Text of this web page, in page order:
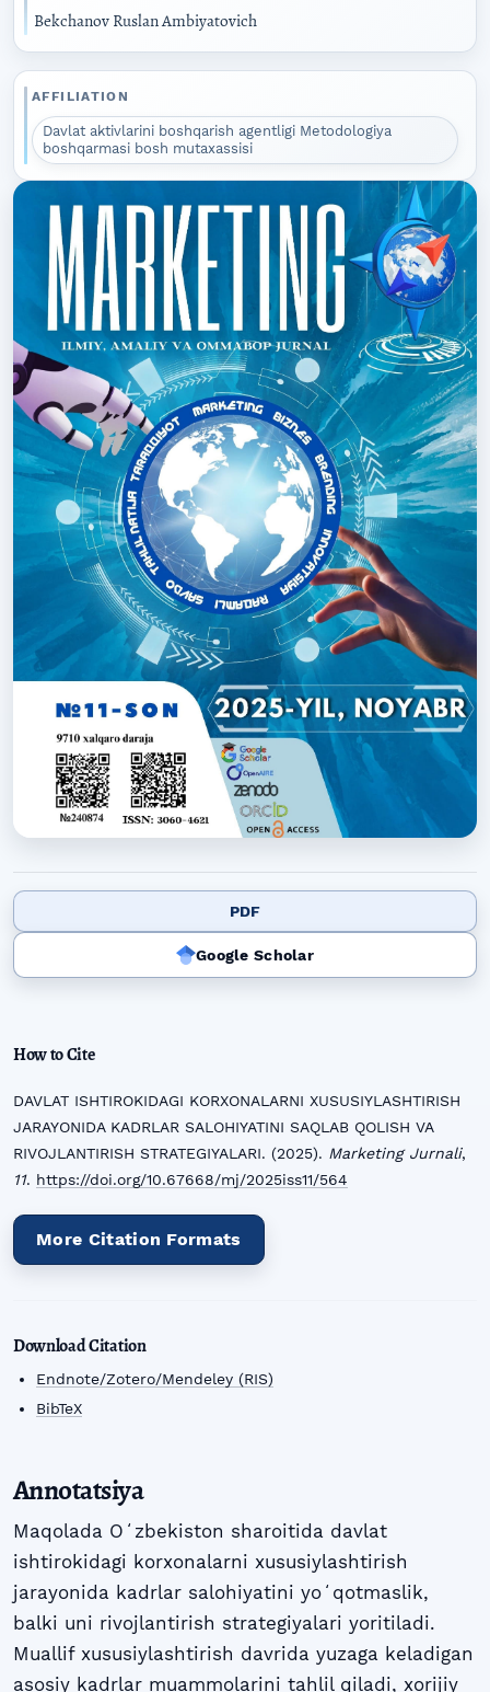
Bekchanov Ruslan Ambiyatovich
AFFILIATION
Davlat aktivlarini boshqarish agentligi Metodologiya
boshqarmasi bosh mutaxassisi
PDF
Google Scholar
How to Cite
DAVLAT ISHTIROKIDAGI KORXONALARNI XUSUSIYLASHTIRISH
JARAYONIDA KADRLAR SALOHIYATINI SAQLAB QOLISH VA
RIVOJLANTIRISH STRATEGIYALARI. (2025). Marketing Jurnali,
11. https://doi.org/10.67668/mj/2025iss11/564
More Citation Formats
Download Citation
Endnote/Zotero/Mendeley (RIS)
BibTeX
Annotatsiya
Maqolada Oʻzbekiston sharoitida davlat
ishtirokidagi korxonalarni xususiylashtirish
jarayonida kadrlar salohiyatini yoʻqotmaslik,
balki uni rivojlantirish strategiyalari yoritiladi.
Muallif xususiylashtirish davrida yuzaga keladigan
asosiy kadrlar muammolarini tahlil qiladi, xorijiy